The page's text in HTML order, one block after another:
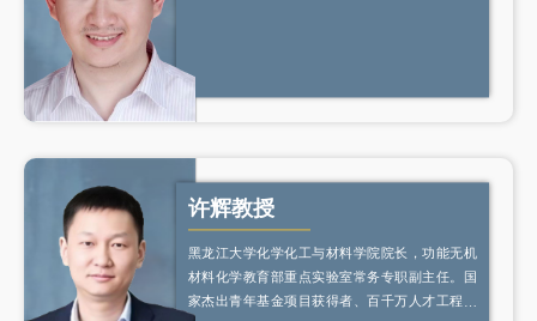
许辉教授
黑龙江大学化学化工与材料学院院长，功能无机
材料化学教育部重点实验室常务专职副主任。国
家杰出青年基金项目获得者、百千万人才工程国